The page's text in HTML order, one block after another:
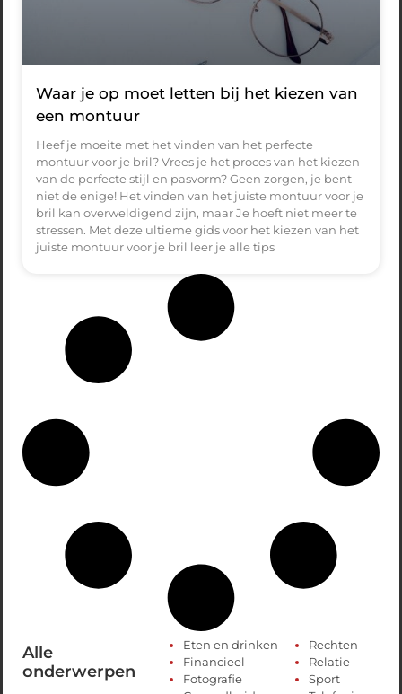
Waar je op moet letten bij het kiezen van
een montuur
Heef je moeite met het vinden van het perfecte
montuur voor je bril? Vrees je het proces van het kiezen
van de perfecte stijl en pasvorm? Geen zorgen, je bent
niet de enige! Het vinden van het juiste montuur voor je
bril kan overweldigend zijn, maar Je hoeft niet meer te
stressen. Met deze ultieme gids voor het kiezen van het
juiste montuur voor je bril leer je alle tips
Alle
onderwerpen
Eten en drinken
Financieel
Fotografie
Rechten
Relatie
Sport